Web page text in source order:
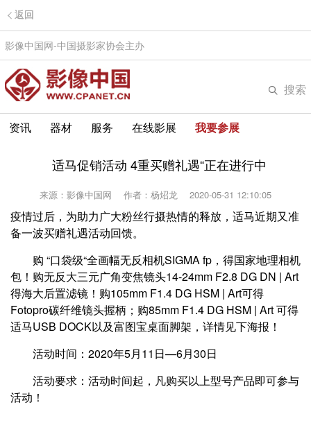
返回
影像中国网-中国摄影家协会主办
搜索
资讯 器材 服务 在线影展 我要参展
适马促销活动 4重买赠礼遇“正在进行中
来源：影像中国网 作者：杨炤龙 2020-05-31 12:10:05
疫情过后，为助力广大粉丝行摄热情的释放，适马近期又准
备一波买赠礼遇活动回馈。
购 “口袋级“全画幅无反相机SIGMA fp，得国家地理相机
包！购无反大三元广角变焦镜头14-24mm F2.8 DG DN | Art
得海大后置滤镜！购105mm F1.4 DG HSM | Art可得
Fotopro碳纤维镜头握柄；购85mm F1.4 DG HSM | Art 可得
适马USB DOCK以及富图宝桌面脚架，详情见下海报！
活动时间：2020年5月11日—6月30日
活动要求：活动时间起，凡购买以上型号产品即可参与
活动！